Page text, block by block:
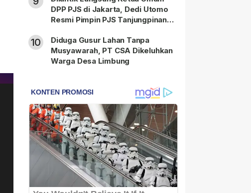
DPP PJS di Jakarta, Dedi Utomo
Resmi Pimpin PJS Tanjungpinang-
10
Diduga Gusur Lahan Tanpa
Musyawarah, PT CSA Dikeluhkan
Warga Desa Limbung